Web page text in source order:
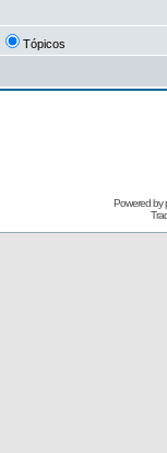
Tópicos
Powered by